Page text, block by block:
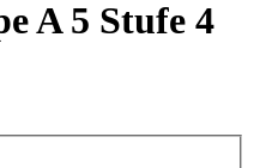
A 5 Stufe 4